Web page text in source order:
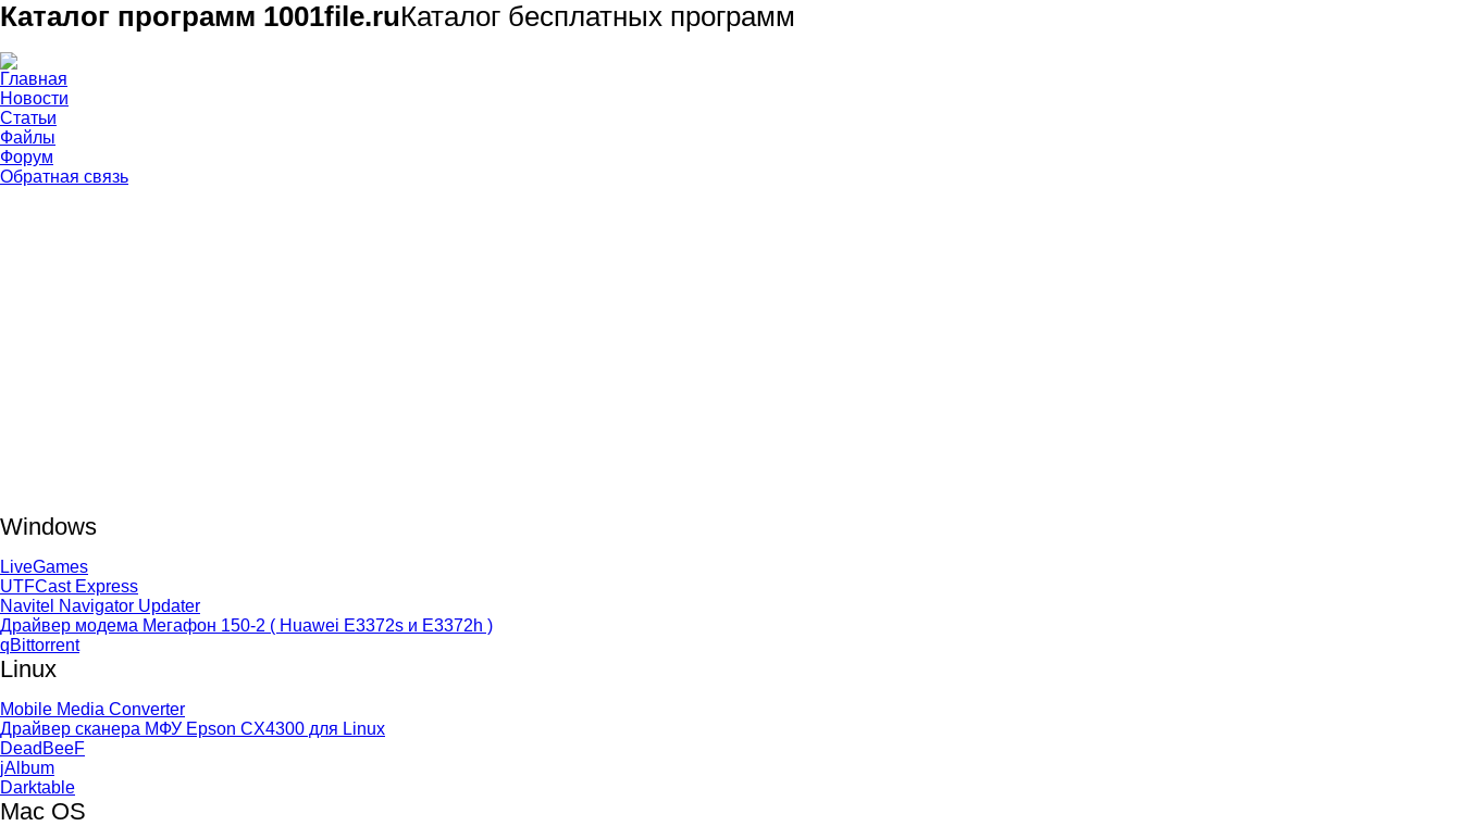
Каталог программ 1001file.ruКаталог бесплатных программ
Главная
Новости
Статьи
Файлы
Форум
Обратная связь
Windows
LiveGames
UTFCast Express
Navitel Navigator Updater
Драйвер модема Мегафон 150-2 ( Huawei E3372s и E3372h )
qBittorrent
Linux
Mobile Media Converter
Драйвер сканера МФУ Epson CX4300 для Linux
DeadBeeF
jAlbum
Darktable
Mac OS